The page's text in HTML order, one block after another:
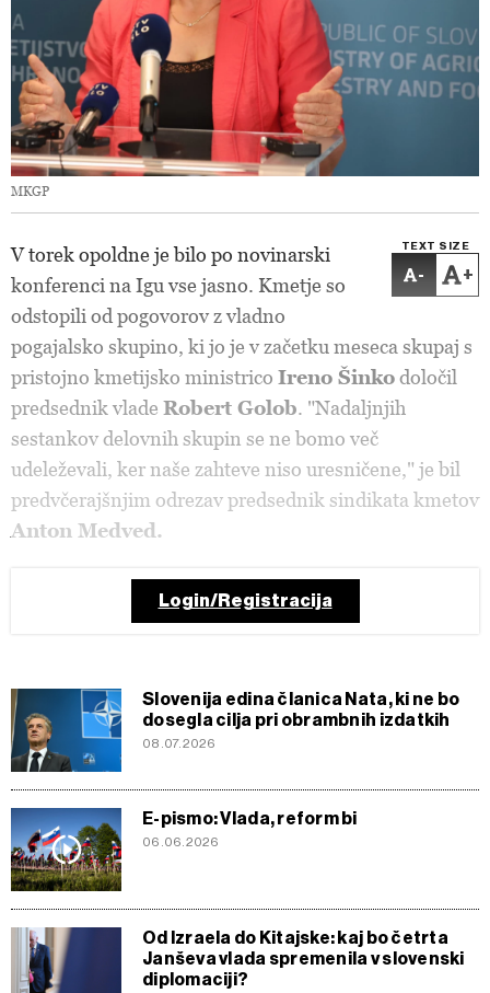
MKGP
TEXT SIZE
- +
V torek opoldne je bilo po novinarski
konferenci na Igu vse jasno. Kmetje so
odstopili od pogovorov z vladno
pogajalsko skupino, ki jo je v začetku meseca skupaj s
pristojno kmetijsko ministrico Ireno Šinkodoločil
predsednik vlade Robert Golob. "Nadaljnjih
sestankov delovnih skupin se ne bomo več
udeleževali, ker naše zahteve niso uresničene," je bil
predvčerajšnjim odrezav predsednik sindikata kmetov
Anton Medved.
Login/Registracija
Slovenija edina članica Nata, ki ne bo
dosegla cilja pri obrambnih izdatkih
08.07.2026
E-pismo: Vlada, reform bi
06.06.2026
Od Izraela do Kitajske: kaj bo četrta
Janševa vlada spremenila v slovenski
diplomaciji?